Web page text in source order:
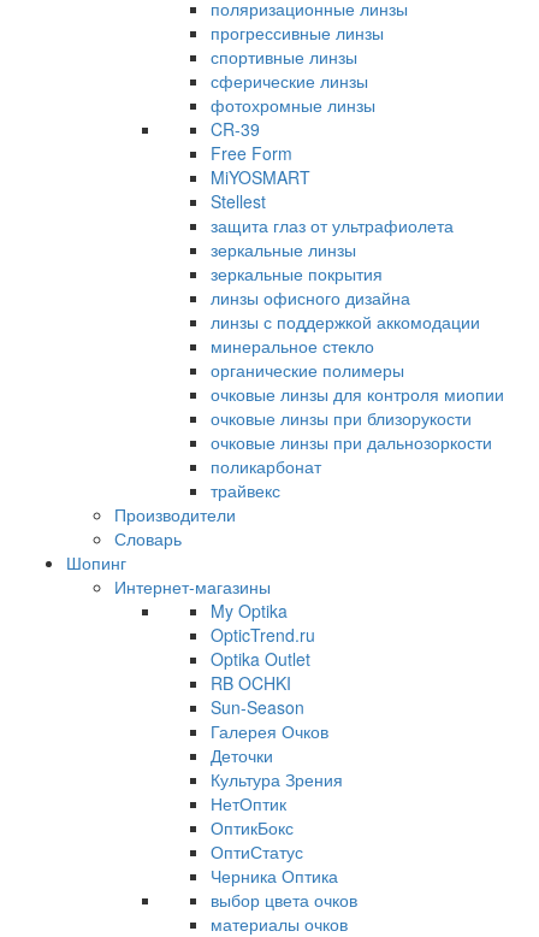
поляризационные линзы
прогрессивные линзы
спортивные линзы
сферические линзы
фотохромные линзы
CR-39
Free Form
MiYOSMART
Stellest
защита глаз от ультрафиолета
зеркальные линзы
зеркальные покрытия
линзы офисного дизайна
линзы с поддержкой аккомодации
минеральное стекло
органические полимеры
очковые линзы для контроля миопии
очковые линзы при близорукости
очковые линзы при дальнозоркости
поликарбонат
трайвекс
Производители
Словарь
Шопинг
Интернет-магазины
My Optika
OpticTrend.ru
Optika Outlet
RB OCHKI
Sun-Season
Галерея Очков
Деточки
Культура Зрения
НетОптик
ОптикБокс
ОптиСтатус
Черника Оптика
выбор цвета очков
материалы очков